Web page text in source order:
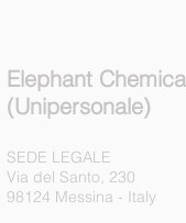
Elephant
(Unipersonale)
SEDE LEGALE
Via del Santo, 230
98124 Messina - Italy